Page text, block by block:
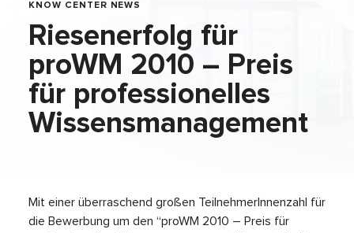
KNOW CENTER NEWS
Riesenerfolg für
proWM 2010 – Preis
für professionelles
Wissensmanagement
Mit einer überraschend großen TeilnehmerInnenzahl für
die Bewerbung um den “proWM 2010 – Preis für